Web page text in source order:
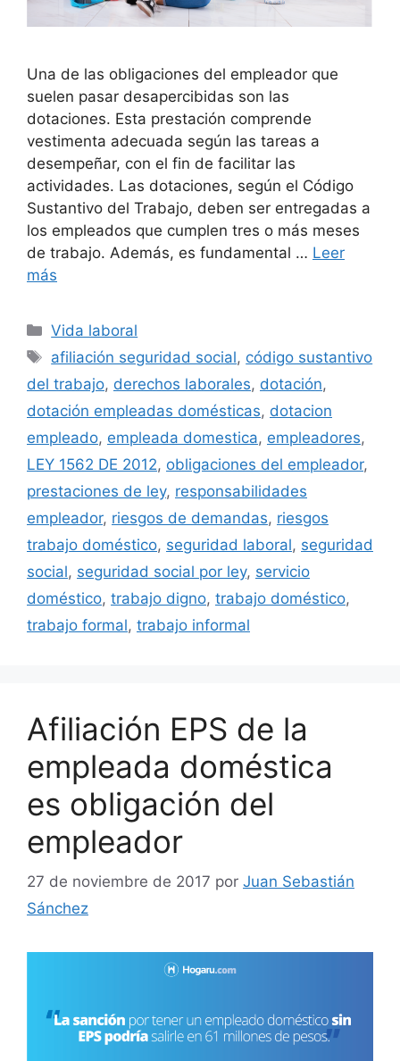
Una de las obligaciones del empleador que
suelen pasar desapercibidas son las
dotaciones. Esta prestación comprende
vestimenta adecuada según las tareas a
desempeñar, con el fin de facilitar las
actividades. Las dotaciones, según el Código
Sustantivo del Trabajo, deben ser entregadas a
los empleados que cumplen tres o más meses
de trabajo. Además, es fundamental … Leer
más
Categorías
Vida laboral
Etiquetas
afiliación seguridad social, código sustantivo
del trabajo, derechos laborales, dotación,
dotación empleadas domésticas, dotacion
empleado, empleada domestica, empleadores,
LEY 1562 DE 2012, obligaciones del empleador,
prestaciones de ley, responsabilidades
empleador, riesgos de demandas, riesgos
trabajo doméstico, seguridad laboral, seguridad
social, seguridad social por ley, servicio
doméstico, trabajo digno, trabajo doméstico,
trabajo formal, trabajo informal
Afiliación EPS de la
empleada doméstica
es obligación del
empleador
27 de noviembre de 2017 por Juan Sebastián
Sánchez